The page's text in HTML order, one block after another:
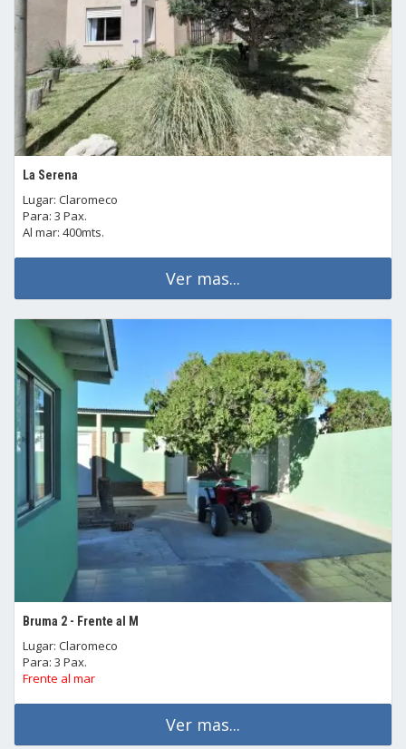
La Serena
Lugar: Claromeco
Para: 3 Pax.
Al mar: 400mts.
Ver mas...
Bruma 2 - Frente al M
Lugar: Claromeco
Para: 3 Pax.
Frente al mar
Ver mas...